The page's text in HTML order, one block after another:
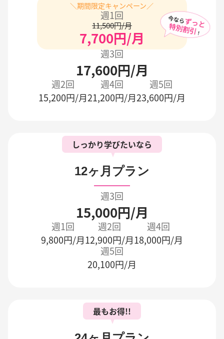
週3回
17,600円/月
＼期間限定キャンペーン／
週1回
11,500円/月
7,700円/月
週2回
15,200円/月
週4回
21,200円/月
週5回
23,600円/月
しっかり学びたいなら
12ヶ月プラン
週3回
15,000円/月
週1回
9,800円/月
週2回
12,900円/月
週4回
18,000円/月
週5回
20,100円/月
最もお得!!